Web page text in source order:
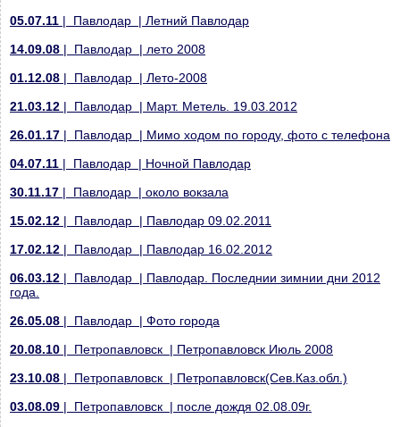
05.07.11 | Павлодар | Летний Павлодар
14.09.08 | Павлодар | лето 2008
01.12.08 | Павлодар | Лето-2008
21.03.12 | Павлодар | Март. Метель. 19.03.2012
26.01.17 | Павлодар | Мимо ходом по городу, фото с телефона
04.07.11 | Павлодар | Ночной Павлодар
30.11.17 | Павлодар | около вокзала
15.02.12 | Павлодар | Павлодар 09.02.2011
17.02.12 | Павлодар | Павлодар 16.02.2012
06.03.12 | Павлодар | Павлодар. Последнии зимнии дни 2012
года.
26.05.08 | Павлодар | Фото города
20.08.10 | Петропавловск | Петропавловск Июль 2008
23.10.08 | Петропавловск | Петропавловск(Сев.Каз.обл.)
03.08.09 | Петропавловск | после дождя 02.08.09г.